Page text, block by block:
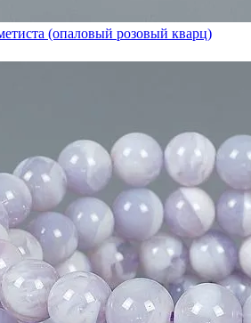
(опаловый розовый кварц)